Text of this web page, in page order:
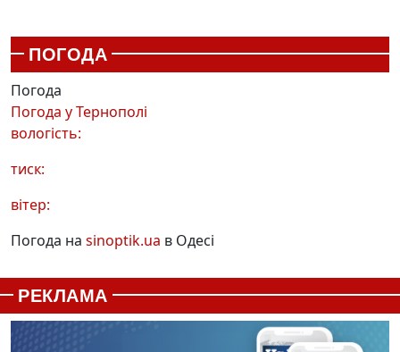
ПОГОДА
Погода
Погода уТернополі
вологість:
тиск:
вітер:
Погода на sinoptik.ua в Одесі
РЕКЛАМА